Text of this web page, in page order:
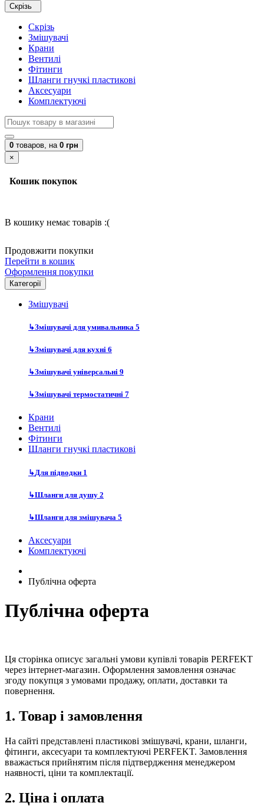
Скрізь
Скрізь
Змішувачі
Крани
Вентилі
Фітинги
Шланги гнучкі пластикові
Аксесуари
Комплектуючі
0 товаров, на 0 грн
×
Кошик покупок
В кошику немає товарів :(
Продовжити покупки
Перейти в кошик
Оформлення покупки
Категорії
Змішувачі
↳Змішувачі для умивальника 5
↳Змішувачі для кухні 6
↳Змішувачі універсальні 9
↳Змішувачі термостатичні 7
Крани
Вентилі
Фітинги
Шланги гнучкі пластикові
↳Для підводки 1
↳Шланги для душу 2
↳Шланги для змішувача 5
Аксесуари
Комплектуючі
Публічна оферта
Публічна оферта
Ця сторінка описує загальні умови купівлі товарів PERFEKT
через інтернет-магазин. Оформлення замовлення означає
згоду покупця з умовами продажу, оплати, доставки та
повернення.
1. Товар і замовлення
На сайті представлені пластикові змішувачі, крани, шланги,
фітинги, аксесуари та комплектуючі PERFEKT. Замовлення
вважається прийнятим після підтвердження менеджером
наявності, ціни та комплектації.
2. Ціна і оплата